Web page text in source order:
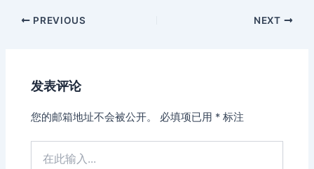
Post
PREVIOUS NEXT
发表评论
您的邮箱地址不会被公开。 必填项已用 * 标注